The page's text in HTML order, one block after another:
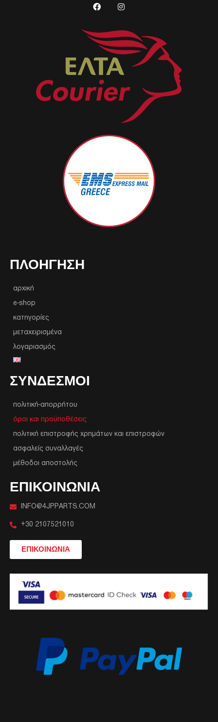
ΠΛΟΉΓΗΣΗ
αρχική
e-shop
κατηγορίες
μεταχειρισμένα
λογαριασμός
ΣΥΝΔΕΣΜΟΙ
πολιτική-απορρήτου
όροι και προϋποθέσεις
πολιτική επιστροφής χρημάτων και επιστροφών
ασφαλείς συναλλαγές
μέθοδοι αποστολής
ΕΠΙΚΟΙΝΩΝΙΑ
INFO@4JPPARTS.COM
+30 2107521010
ΕΠΙΚΟΙΝΩΝΙΑ